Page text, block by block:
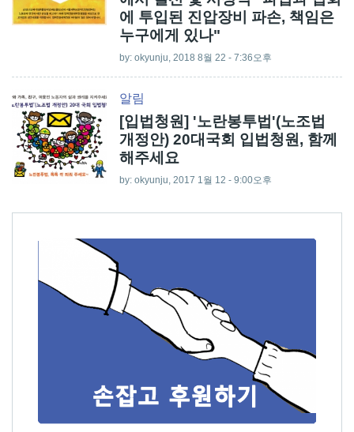
에 투입된 진압장비 파손, 책임은
누구에게 있나"
by: okyunju, 2018 8월 22 - 7:36오후
알림
[입법청원] '노란봉투법'(노조법
개정안) 20대국회 입법청원, 함께
해주세요
by: okyunju, 2017 1월 12 - 9:00오후